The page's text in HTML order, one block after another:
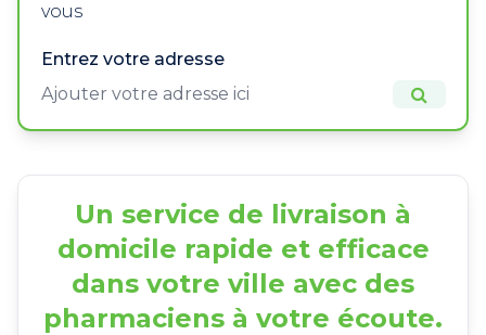
vous
Entrez votre adresse
Un service de livraison à
domicile rapide et efficace
dans votre ville avec des
pharmaciens à votre écoute.